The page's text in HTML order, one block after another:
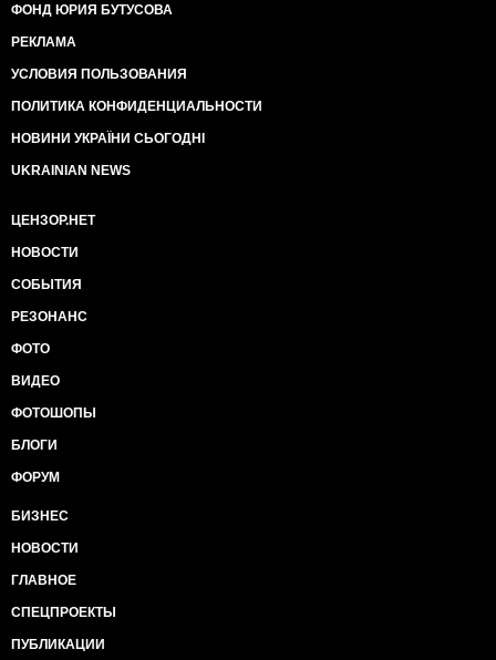
ФОНД ЮРИЯ БУТУСОВА
РЕКЛАМА
УСЛОВИЯ ПОЛЬЗОВАНИЯ
ПОЛИТИКА КОНФИДЕНЦИАЛЬНОСТИ
НОВИНИ УКРАЇНИ СЬОГОДНІ
UKRAINIAN NEWS
ЦЕНЗОР.НЕТ
НОВОСТИ
СОБЫТИЯ
РЕЗОНАНС
ФОТО
ВИДЕО
ФОТОШОПЫ
БЛОГИ
ФОРУМ
БИЗНЕС
НОВОСТИ
ГЛАВНОЕ
СПЕЦПРОЕКТЫ
ПУБЛИКАЦИИ